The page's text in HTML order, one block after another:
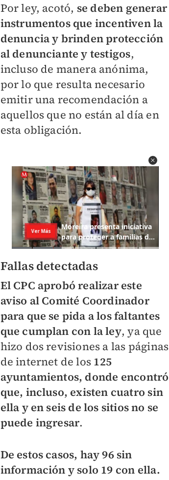
Por ley, acotó, se deben generar
instrumentos que incentiven la
denuncia y brinden protección
al denunciante y testigos,
incluso de manera anónima,
por lo que resulta necesario
emitir una recomendación a
aquellos que no están al día en
esta obligación.
Fallas detectadas
El CPC aprobó realizar este
aviso al Comité Coordinador
para que se pida a los faltantes
que cumplan con la ley, ya que
hizo dos revisiones a las páginas
de internet de los 125
ayuntamientos, donde encontró
que, incluso, existen cuatro sin
ella y en seis de los sitios no se
puede ingresar.
De estos casos, hay 96 sin
información y solo 19 con ella.